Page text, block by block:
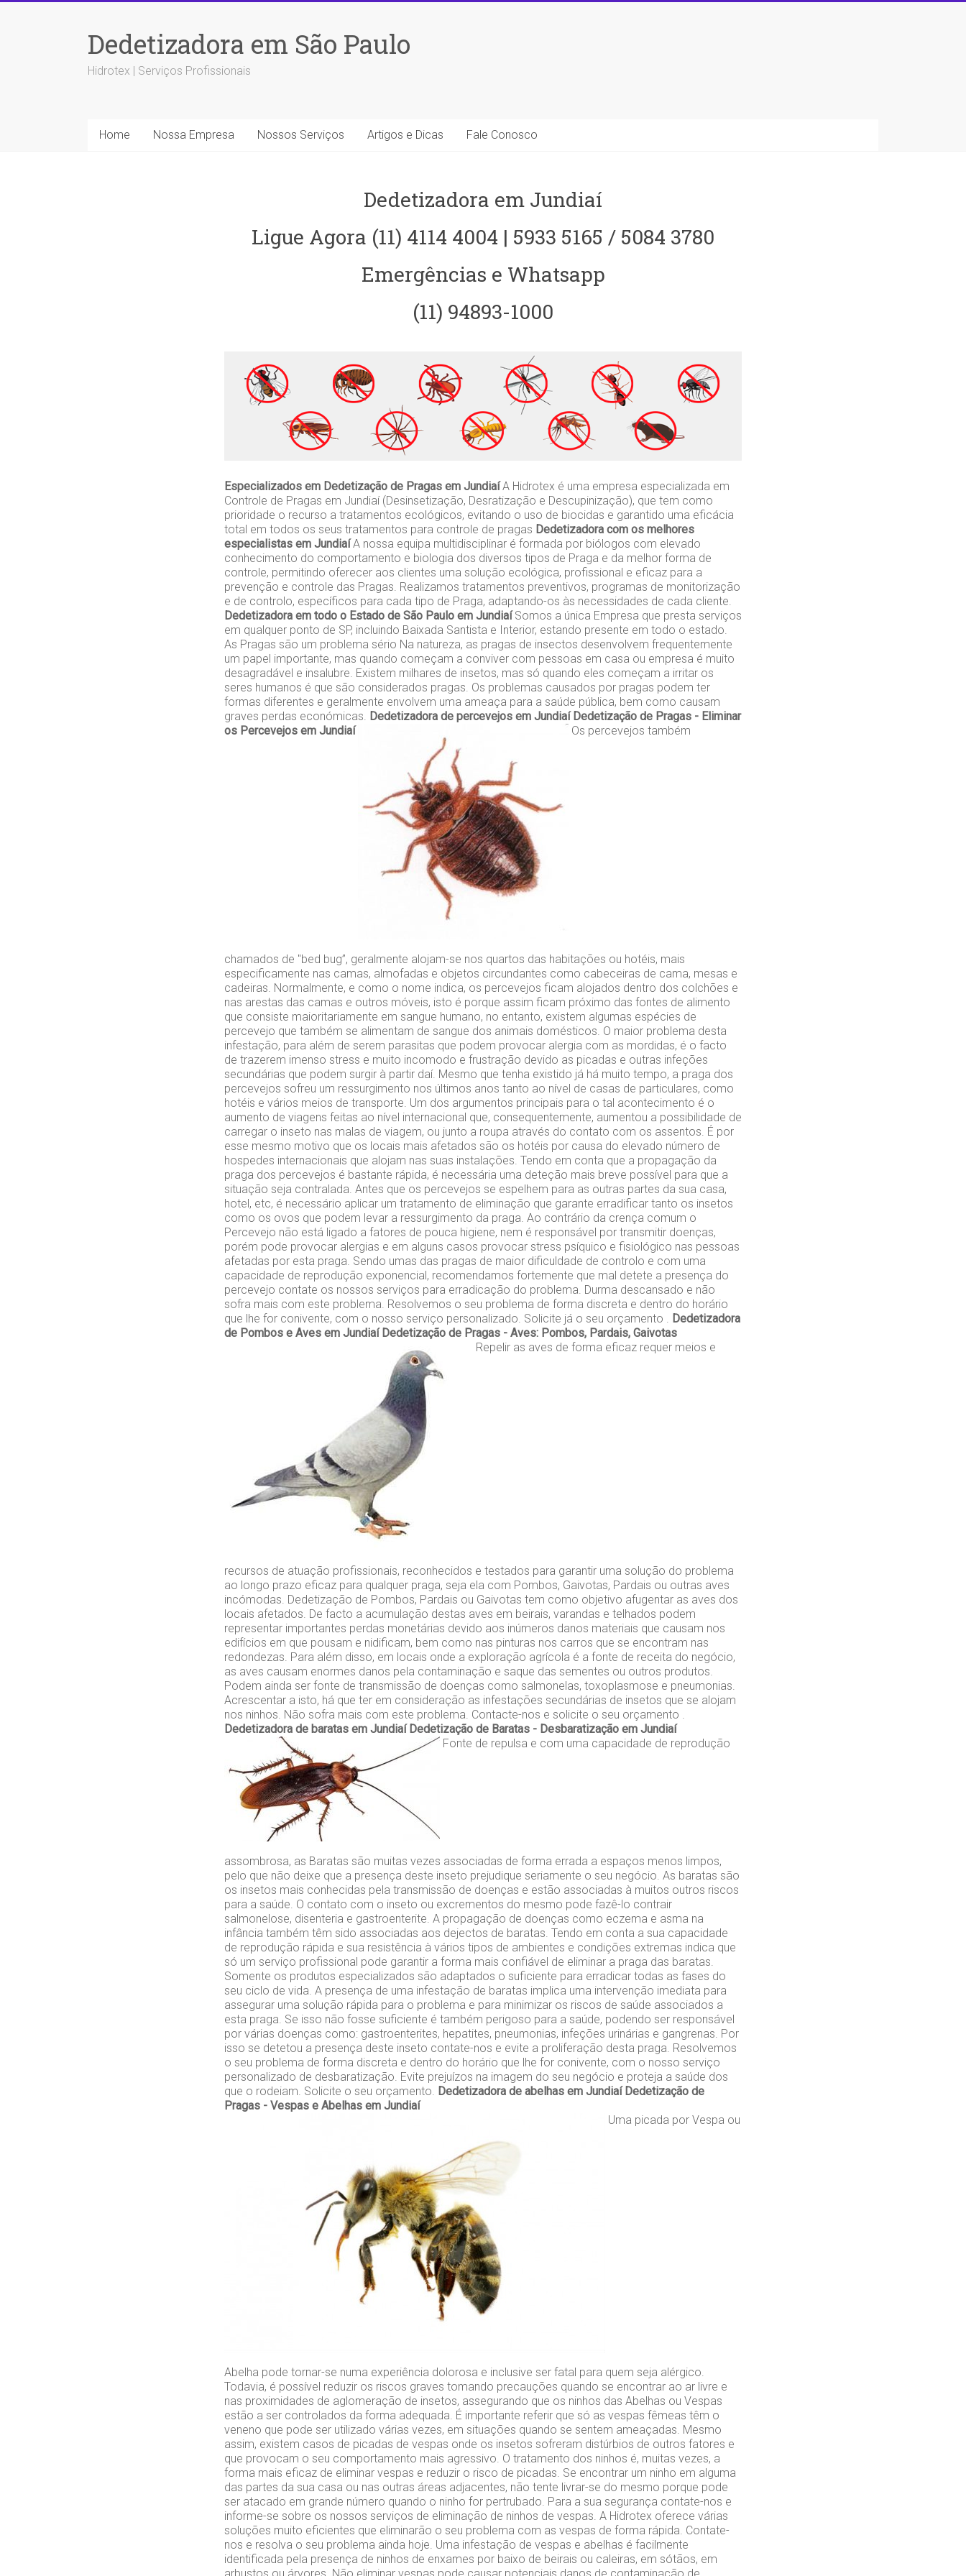
Dedetizadora em São Paulo
Hidrotex | Serviços Profissionais
Home Nossa Empresa Nossos Serviços Artigos e Dicas Fale Conosco
Dedetizadora em Jundiaí
Ligue Agora (11) 4114 4004 | 5933 5165 / 5084 3780
Emergências e Whatsapp
(11) 94893-1000
Especializados em Dedetização de Pragas em JundiaíA Hidrotex é uma empresa especializada em
Controle de Pragas em Jundiaí (Desinsetização, Desratização e Descupinização), que tem como
prioridade o recurso a tratamentos ecológicos, evitando o uso de biocidas e garantido uma eficácia
total em todos os seus tratamentos para controle de pragas Dedetizadora com os melhores
especialistas em JundiaíA nossa equipa multidisciplinar é formada por biólogos com elevado
conhecimento do comportamento e biologia dos diversos tipos de Praga e da melhor forma de
controle, permitindo oferecer aos clientes uma solução ecológica, profissional e eficaz para a
prevenção e controle das Pragas. Realizamos tratamentos preventivos, programas de monitorização
e de controlo, específicos para cada tipo de Praga, adaptando-os às necessidades de cada cliente.
Dedetizadora em todo o Estado de São Paulo em JundiaíSomos a única Empresa que presta serviços
em qualquer ponto de SP, incluindo Baixada Santista e Interior, estando presente em todo o estado.
As Pragas são um problema sério Na natureza, as pragas de insectos desenvolvem frequentemente
um papel importante, mas quando começam a conviver com pessoas em casa ou empresa é muito
desagradável e insalubre. Existem milhares de insetos, mas só quando eles começam a irritar os
seres humanos é que são considerados pragas. Os problemas causados por pragas podem ter
formas diferentes e geralmente envolvem uma ameaça para a saúde pública, bem como causam
graves perdas económicas.
Dedetizadora de percevejos em Jundiaí Dedetização de Pragas - Eliminar
os Percevejos em Jundiaí
Os percevejos também
chamados de "bed bug”, geralmente alojam-se nos quartos das habitações ou hotéis, mais
especificamente nas camas, almofadas e objetos circundantes como cabeceiras de cama, mesas e
cadeiras. Normalmente, e como o nome indica, os percevejos ficam alojados dentro dos colchões e
nas arestas das camas e outros móveis, isto é porque assim ficam próximo das fontes de alimento
que consiste maioritariamente em sangue humano, no entanto, existem algumas espécies de
percevejo que também se alimentam de sangue dos animais domésticos. O maior problema desta
infestação, para além de serem parasitas que podem provocar alergia com as mordidas, é o facto
de trazerem imenso stress e muito incomodo e frustração devido as picadas e outras infeções
secundárias que podem surgir à partir daí. Mesmo que tenha existido já há muito tempo, a praga dos
percevejos sofreu um ressurgimento nos últimos anos tanto ao nível de casas de particulares, como
hotéis e vários meios de transporte. Um dos argumentos principais para o tal acontecimento é o
aumento de viagens feitas ao nível internacional que, consequentemente, aumentou a possibilidade de
carregar o inseto nas malas de viagem, ou junto a roupa através do contato com os assentos. É por
esse mesmo motivo que os locais mais afetados são os hotéis por causa do elevado número de
hospedes internacionais que alojam nas suas instalações. Tendo em conta que a propagação da
praga dos percevejos é bastante rápida, é necessária uma deteção mais breve possível para que a
situação seja contralada. Antes que os percevejos se espelhem para as outras partes da sua casa,
hotel, etc, é necessário aplicar um tratamento de eliminação que garante erradificar tanto os insetos
como os ovos que podem levar a ressurgimento da praga. Ao contrário da crença comum o
Percevejo não está ligado a fatores de pouca higiene, nem é responsável por transmitir doenças,
porém pode provocar alergias e em alguns casos provocar stress psíquico e fisiológico nas pessoas
afetadas por esta praga. Sendo umas das pragas de maior dificuldade de controlo e com uma
capacidade de reprodução exponencial, recomendamos fortemente que mal detete a presença do
percevejo contate os nossos serviços para erradicação do problema. Durma descansado e não
sofra mais com este problema. Resolvemos o seu problema de forma discreta e dentro do horário
que lhe for conivente, com o nosso serviço personalizado. Solicite já o seu orçamento .
Dedetizadora
de Pombos e Aves em Jundiaí Dedetização de Pragas - Aves: Pombos, Pardais, Gaivotas
Repelir as aves de forma eficaz requer meios e
recursos de atuação profissionais, reconhecidos e testados para garantir uma solução do problema
ao longo prazo eficaz para qualquer praga, seja ela com Pombos, Gaivotas, Pardais ou outras aves
incómodas. Dedetização de Pombos, Pardais ou Gaivotas tem como objetivo afugentar as aves dos
locais afetados. De facto a acumulação destas aves em beirais, varandas e telhados podem
representar importantes perdas monetárias devido aos inúmeros danos materiais que causam nos
edifícios em que pousam e nidificam, bem como nas pinturas nos carros que se encontram nas
redondezas. Para além disso, em locais onde a exploração agrícola é a fonte de receita do negócio,
as aves causam enormes danos pela contaminação e saque das sementes ou outros produtos.
Podem ainda ser fonte de transmissão de doenças como salmonelas, toxoplasmose e pneumonias.
Acrescentar a isto, há que ter em consideração as infestações secundárias de insetos que se alojam
nos ninhos. Não sofra mais com este problema. Contacte-nos e solicite o seu orçamento .
Dedetizadora de baratas em Jundiaí Dedetização de Baratas - Desbaratização em Jundiaí
Fonte de repulsa e com uma capacidade de reprodução
assombrosa, as Baratas são muitas vezes associadas de forma errada a espaços menos limpos,
pelo que não deixe que a presença deste inseto prejudique seriamente o seu negócio. As baratas são
os insetos mais conhecidas pela transmissão de doenças e estão associadas à muitos outros riscos
para a saúde. O contato com o inseto ou excrementos do mesmo pode fazê-lo contrair
salmonelose, disenteria e gastroenterite. A propagação de doenças como eczema e asma na
infância também têm sido associadas aos dejectos de baratas. Tendo em conta a sua capacidade
de reprodução rápida e sua resistência à vários tipos de ambientes e condições extremas indica que
só um serviço profissional pode garantir a forma mais confiável de eliminar a praga das baratas.
Somente os produtos especializados são adaptados o suficiente para erradicar todas as fases do
seu ciclo de vida. A presença de uma infestação de baratas implica uma intervenção imediata para
assegurar uma solução rápida para o problema e para minimizar os riscos de saúde associados a
esta praga. Se isso não fosse suficiente é também perigoso para a saúde, podendo ser responsável
por várias doenças como: gastroenterites, hepatites, pneumonias, infeções urinárias e gangrenas. Por
isso se detetou a presença deste inseto contate-nos e evite a proliferação desta praga. Resolvemos
o seu problema de forma discreta e dentro do horário que lhe for conivente, com o nosso serviço
personalizado de desbaratização. Evite prejuízos na imagem do seu negócio e proteja a saúde dos
que o rodeiam. Solicite o seu orçamento.
Dedetizadora de abelhas em Jundiaí Dedetização de
Pragas - Vespas e Abelhas em Jundiaí
Uma picada por Vespa ou
Abelha pode tornar-se numa experiência dolorosa e inclusive ser fatal para quem seja alérgico.
Todavia, é possível reduzir os riscos graves tomando precauções quando se encontrar ao ar livre e
nas proximidades de aglomeração de insetos, assegurando que os ninhos das Abelhas ou Vespas
estão a ser controlados da forma adequada. É importante referir que só as vespas fêmeas têm o
veneno que pode ser utilizado várias vezes, em situações quando se sentem ameaçadas. Mesmo
assim, existem casos de picadas de vespas onde os insetos sofreram distúrbios de outros fatores e
que provocam o seu comportamento mais agressivo. O tratamento dos ninhos é, muitas vezes, a
forma mais eficaz de eliminar vespas e reduzir o risco de picadas. Se encontrar um ninho em alguma
das partes da sua casa ou nas outras áreas adjacentes, não tente livrar-se do mesmo porque pode
ser atacado em grande número quando o ninho for pertrubado. Para a sua segurança contate-nos e
informe-se sobre os nossos serviços de eliminação de ninhos de vespas. A Hidrotex oferece várias
soluções muito eficientes que eliminarão o seu problema com as vespas de forma rápida. Contate-
nos e resolva o seu problema ainda hoje. Uma infestação de vespas e abelhas é facilmente
identificada pela presença de ninhos de enxames por baixo de beirais ou caleiras, em sótãos, em
arbustos ou árvores. Não eliminar vespas pode causar potenciais danos de contaminação de